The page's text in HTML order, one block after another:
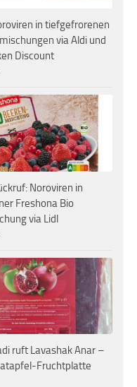
in tiefgefrorenen
via Aldi und
Discount
Noroviren in
Freshona Bio
via Lidl
ruft Lavashak Anar –
Fruchtplatte